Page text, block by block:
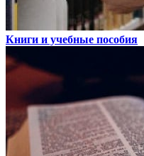
Книги и учебные пособия